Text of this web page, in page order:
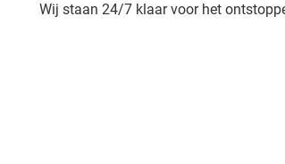
Wij staan 24/7 klaar voor het